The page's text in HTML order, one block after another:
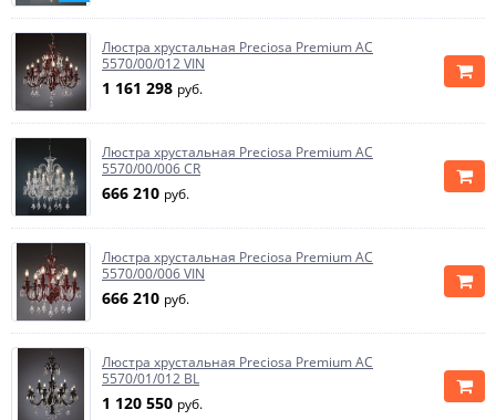
Люстра хрустальная Preciosa Premium AC
5570/00/012 VIN
1 161 298 руб.
Люстра хрустальная Preciosa Premium AC
5570/00/006 CR
666 210 руб.
Люстра хрустальная Preciosa Premium AC
5570/00/006 VIN
666 210 руб.
Люстра хрустальная Preciosa Premium AC
5570/01/012 BL
1 120 550 руб.